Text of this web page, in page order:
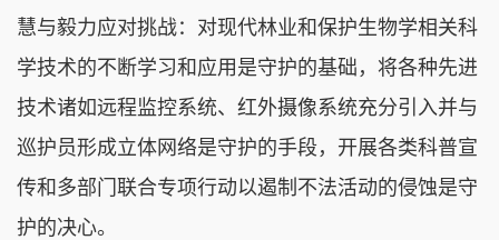
慧与毅力应对挑战：对现代林业和保护生物学相关科
学技术的不断学习和应用是守护的基础，将各种先进
技术诸如远程监控系统、红外摄像系统充分引入并与
巡护员形成立体网络是守护的手段，开展各类科普宣
传和多部门联合专项行动以遏制不法活动的侵蚀是守
护的决心。